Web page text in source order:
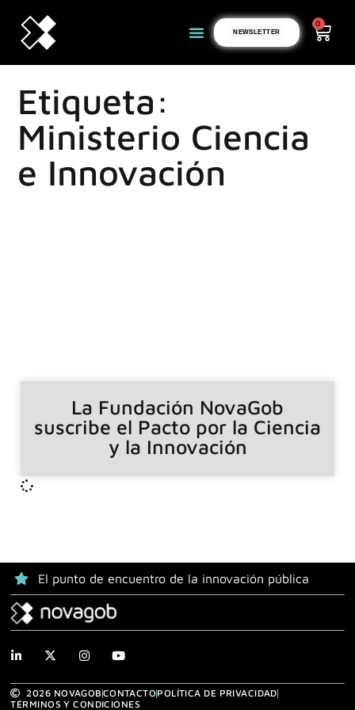
NEWSLETTER
0
Etiqueta:
Ministerio Ciencia
e Innovación
La Fundación NovaGob
suscribe el Pacto por la Ciencia
y la Innovación
El punto de encuentro de la innovación pública
2026 NOVAGOBCONTACTOPOLÍTICA DE PRIVACIDAD
TÉRMINOS Y CONDICIONES